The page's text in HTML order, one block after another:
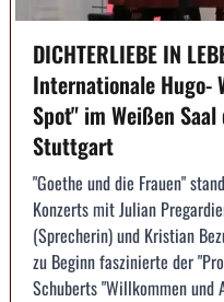
DICHTERLIEBE IN
Internationale Hugo-
Spot" im Weißen Saal
Stuttgart
"Goethe und die Frauen"
Konzerts mit Julian
(Sprecherin) und Kristian
zu Beginn faszinierte der
Schuberts "Willkommen und